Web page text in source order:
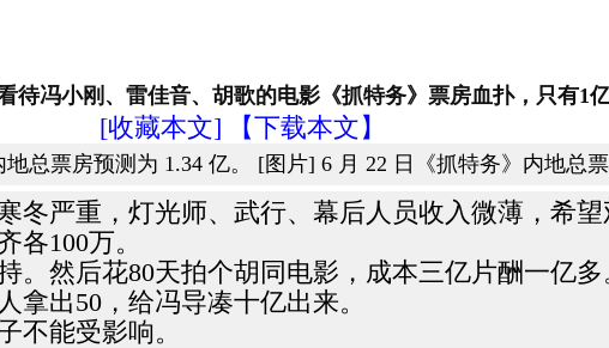
待冯小刚、雷佳音、胡歌的电影《抓特务》票房血扑，只有1
[收藏本文] 【下载本文】
总票房预测为 1.34 亿。 [图片] 6 月 22 日《抓特务》内地总
严重，灯光师、武行、幕后人员收入微薄，希望
各100万。
。然后花80天拍个胡同电影，成本三亿片酬一亿
出50，给冯导凑十亿出来。
不能受影响。